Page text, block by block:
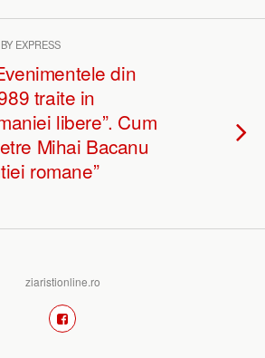
EXPRESS
din
traite in
libere”. Cum
Mihai Bacanu
romane”
ziaristionline.ro